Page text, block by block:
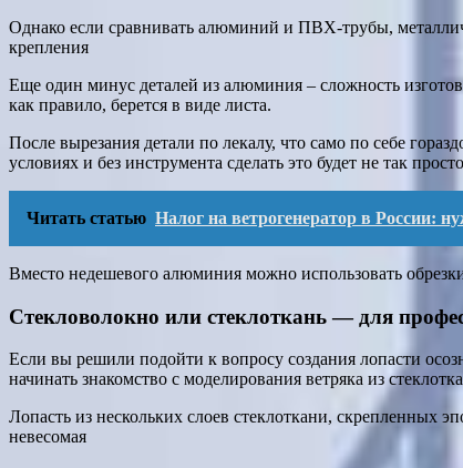
Однако если сравнивать алюминий и ПВХ-трубы,
крепления
Еще один минус деталей из алюминия – сложность
как правило, берется в виде листа.
После вырезания детали по лекалу, что само по себе
условиях и без инструмента сделать это будет не так
Читать статью Налог на ветрогенератор в России:
Вместо недешевого алюминия можно использовать
Стекловолокно или стеклоткань — для
Если вы решили подойти к вопросу создания лопасти
начинать знакомство с моделирования ветряка из
Лопасть из нескольких слоев стеклоткани, скрепленных
невесомая